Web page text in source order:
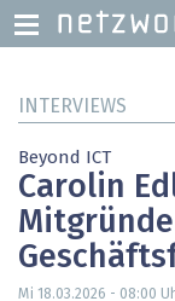
zumINTERVIEWS
Beyond ICT
Carolin
Mi 18.03.2026 - 08:00